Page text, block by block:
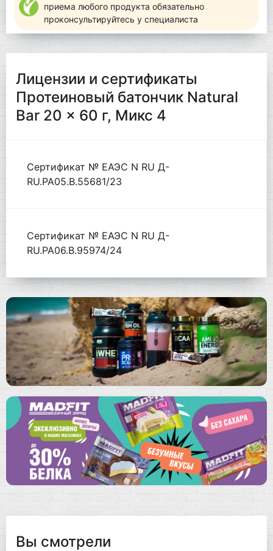
приема любого продукта обязательно
проконсультируйтесь у специалиста
Лицензии и сертификаты
Протеиновый батончик Natural
Bar 20 x 60 г, Микс 4
Сертификат № ЕАЭС N RU Д-
RU.РА05.В.55681/23
Сертификат № ЕАЭС N RU Д-
RU.РА06.В.95974/24
Вы смотрели